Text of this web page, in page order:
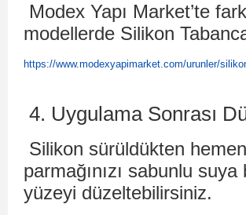
Modex Yapı Market’te
modellerde Silikon
https://www.modexyapimarket.com/urunler/
4. Uygulama Sonrası
Silikon sürüldükten
parmağınızı sabunlu suya
yüzeyi düzeltebilirsiniz.